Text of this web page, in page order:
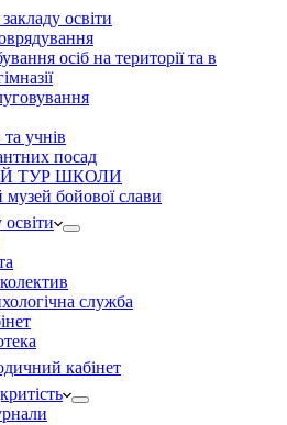
освіти
осіб на території та в
учнів
посад
ТУР ШКОЛИ
музей бойової слави
служба
кабінет